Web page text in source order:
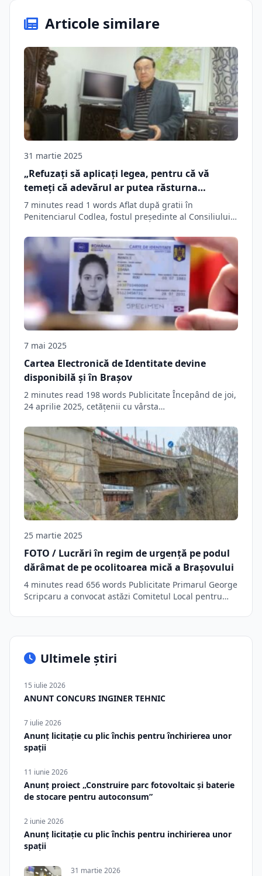
Articole similare
31 martie 2025
„Refuzați să aplicați legea, pentru că vă
temeți că adevărul ar putea răsturna
minciuna pe care v-ați construit confortul
funcțiilor actuale” • Stiri Brasov Biz Brasov
7 minutes read 1 words Aflat după gratii în
Penitenciarul Codlea, fostul președinte al Consiliului…
7 mai 2025
Cartea Electronică de Identitate devine
disponibilă și în Brașov
2 minutes read 198 words Publicitate Începând de joi,
24 aprilie 2025, cetățenii cu vârsta…
25 martie 2025
FOTO / Lucrări în regim de urgență pe podul
dărâmat de pe ocolitoarea mică a Braşovului
4 minutes read 656 words Publicitate Primarul George
Scripcaru a convocat astăzi Comitetul Local pentru…
Ultimele știri
15 iulie 2026
ANUNT CONCURS INGINER TEHNIC
7 iulie 2026
Anunț licitație cu plic închis pentru închirierea unor
spații
11 iunie 2026
Anunț proiect „Construire parc fotovoltaic și baterie
de stocare pentru autoconsum”
2 iunie 2026
Anunț licitație cu plic închis pentru inchirierea unor
spații
31 martie 2026